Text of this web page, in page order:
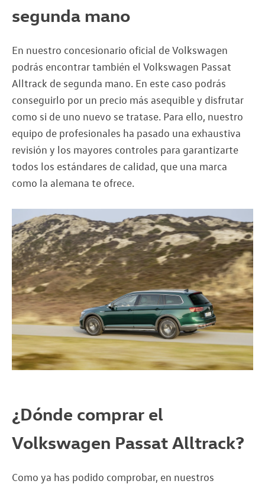
segunda mano
En nuestro concesionario oficial de Volkswagen
podrás encontrar también el Volkswagen Passat
Alltrack de segunda mano. En este caso podrás
conseguirlo por un precio más asequible y disfrutar
como si de uno nuevo se tratase. Para ello, nuestro
equipo de profesionales ha pasado una exhaustiva
revisión y los mayores controles para garantizarte
todos los estándares de calidad, que una marca
como la alemana te ofrece.
¿Dónde comprar el
Volkswagen Passat Alltrack?
Como ya has podido comprobar, en nuestros